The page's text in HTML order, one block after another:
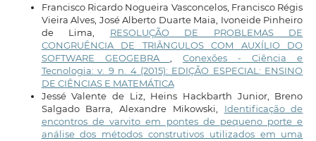
Francisco Ricardo Nogueira Vasconcelos, Francisco Régis
Vieira Alves, José Alberto Duarte Maia, Ivoneide Pinheiro
de Lima, RESOLUÇÃO DE PROBLEMAS DE
CONGRUÊNCIA DE TRIÂNGULOS COM AUXÍLIO DO
SOFTWARE GEOGEBRA
,Conexões - Ciência e
Tecnologia: v. 9 n. 4 (2015): EDIÇÃO ESPECIAL: ENSINO
DE CIÊNCIAS E MATEMÁTICA
Jessé Valente de Liz, Heins Hackbarth Junior, Breno
Salgado Barra, Alexandre Mikowski, Identificação de
encontros de varvito em pontes de pequeno porte e
análise dos métodos construtivos utilizados em uma